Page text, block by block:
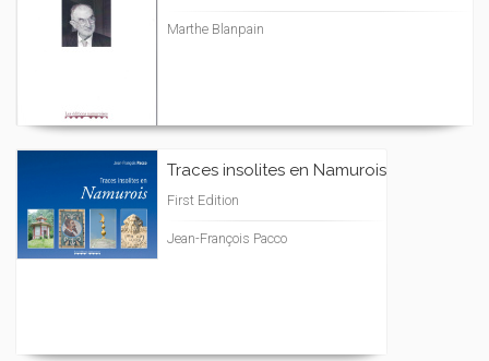
Marthe Blanpain
Traces insolites en Namurois
First Edition
Jean-François Pacco